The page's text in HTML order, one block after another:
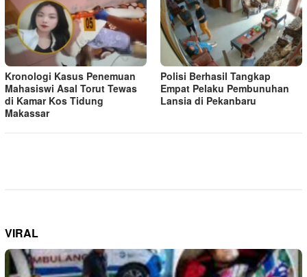
Kronologi Kasus Penemuan
Mahasiswi Asal Torut Tewas
di Kamar Kos Tidung
Makassar
Polisi Berhasil Tangkap
Empat Pelaku Pembunuhan
Lansia di Pekanbaru
VIRAL